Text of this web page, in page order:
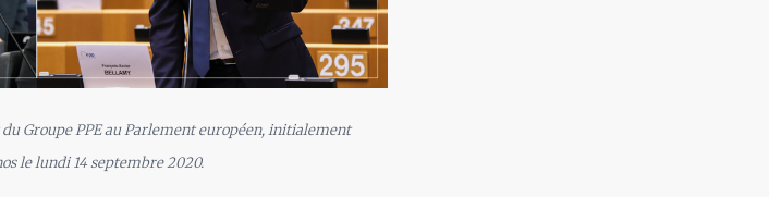
Groupe PPE au Parlement européen, initialement
le lundi 14 septembre 2020.